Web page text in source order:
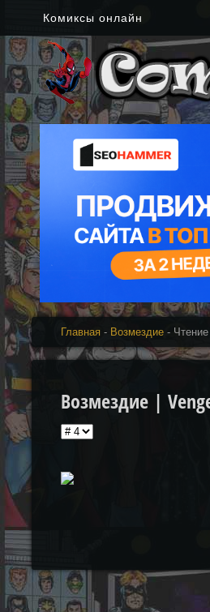
Комиксы онлайн
Главная - Возмездие -
Возмездие |